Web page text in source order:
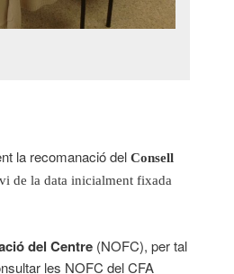
la recomanació delConsell
de la data inicialment fixada
del Centre (NOFC), per tal
les NOFC del CFA